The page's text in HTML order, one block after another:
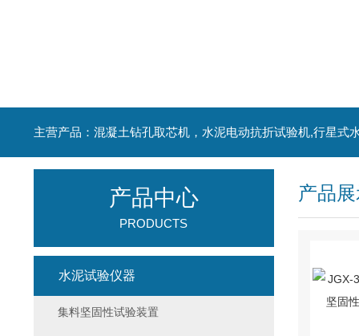
产品
产品中心
PRODUCTS
水泥试验仪器
集料坚固性试验装置